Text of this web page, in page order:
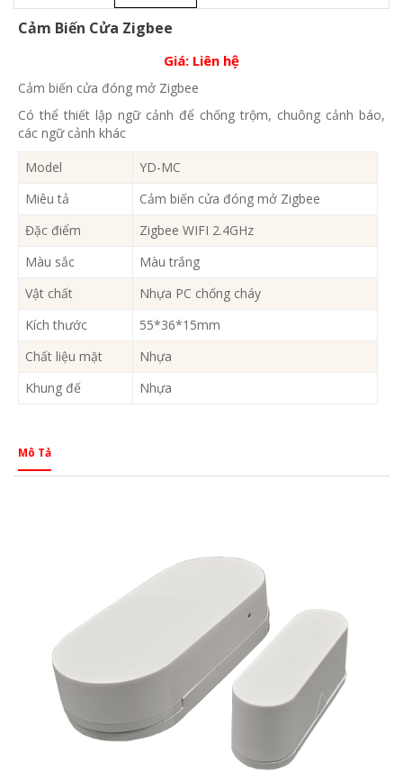
Cảm Biến Cửa Zigbee
Giá: Liên hệ
Cảm biến cửa đóng mở Zigbee
Có thể thiết lập ngữ cảnh để chống trộm, chuông cảnh báo,
các ngữ cảnh khác
Model
YD-MC
Miêu tả
Cảm biến cửa đóng mở Zigbee
Đặc điểm
Zigbee WIFI 2.4GHz
Màu sắc
Màu trắng
Vật chất
Nhựa PC chống cháy
Kích thước
55*36*15mm
Chất liệu mặt
Nhựa
Khung đế
Nhựa
Mô Tả